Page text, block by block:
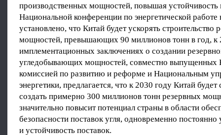
производственных мощностей, повышая устойчивость
Национальной конференции по энергетической
установлено, что Китай будет ускорять строительство
мощностей, превышающих 90 миллионов тонн в год, к
имплементационных заключениях о создании
угледобывающих мощностей, совместно выпущенных
комиссией по развитию и реформе и Национальным
энергетики, предлагается, что к 2030 году Китай будет
создать примерно 300 миллионов тонн резервных
значительно повысит потенциал страны в области
безопасности поставок угля, одновременно постоянно
и устойчивость поставок.